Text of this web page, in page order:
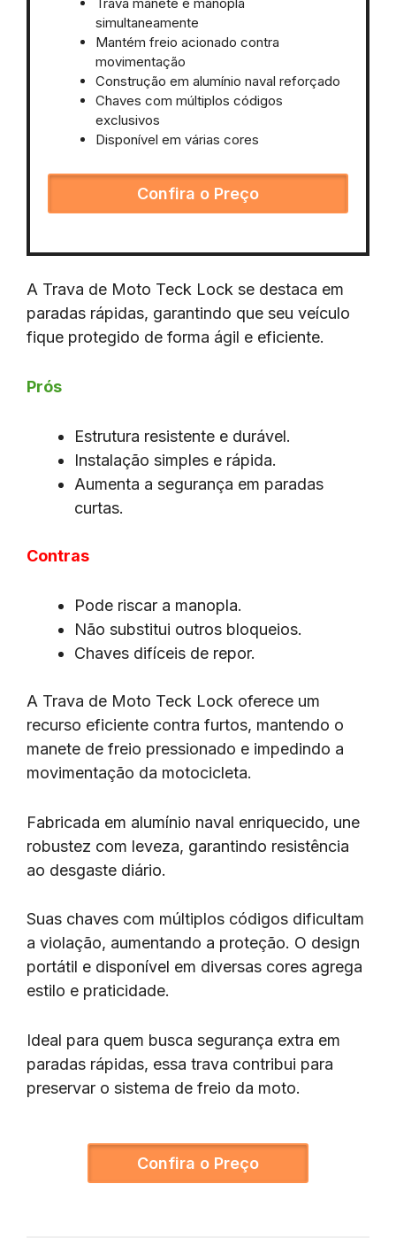
simultaneamente
Mantém freio acionado contra
movimentação
Construção em alumínio naval reforçado
Chaves com múltiplos códigos
exclusivos
Disponível em várias cores
Confira o Preço
A Trava de Moto Teck Lock se destaca em
paradas rápidas, garantindo que seu veículo
fique protegido de forma ágil e eficiente.
Prós
Estrutura resistente e durável.
Instalação simples e rápida.
Aumenta a segurança em paradas
curtas.
Contras
Pode riscar a manopla.
Não substitui outros bloqueios.
Chaves difíceis de repor.
A Trava de Moto Teck Lock oferece um
recurso eficiente contra furtos, mantendo o
manete de freio pressionado e impedindo a
movimentação da motocicleta.
Fabricada em alumínio naval enriquecido, une
robustez com leveza, garantindo resistência
ao desgaste diário.
Suas chaves com múltiplos códigos dificultam
a violação, aumentando a proteção. O design
portátil e disponível em diversas cores agrega
estilo e praticidade.
Ideal para quem busca segurança extra em
paradas rápidas, essa trava contribui para
preservar o sistema de freio da moto.
Confira o Preço